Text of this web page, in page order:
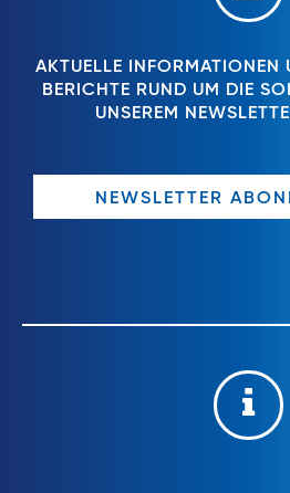
AKTUELLE INFORMATIONEN
BERICHTE RUND UM DIE
UNSEREM
NEWSLETTER